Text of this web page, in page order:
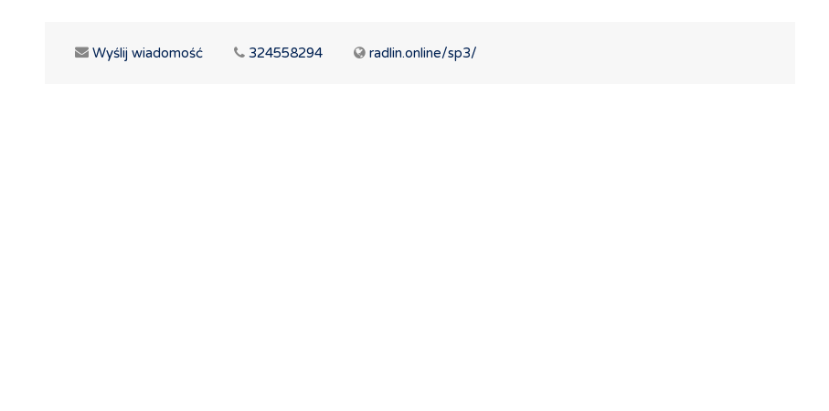
Wyślij wiadomość 324558294 radlin.online/sp3/